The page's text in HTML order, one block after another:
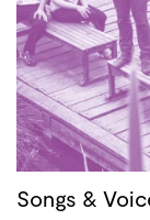
Songs &